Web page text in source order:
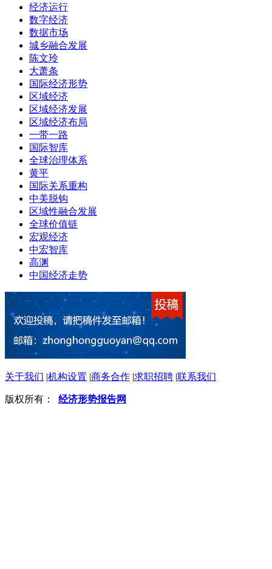
经济运行
数字经济
数据市场
城乡融合发展
陈文玲
大萧条
国际经济形势
区域经济
区域经济发展
区域经济布局
一带一路
国际智库
全球治理体系
黄平
国际关系重构
中美脱钩
区域性融合发展
全球价值链
宏观经济
中宏智库
高渊
中国经济走势
关于我们 |机构设置 |商务合作 |求职招聘 |联系我们
版权所有： 经济形势报告网